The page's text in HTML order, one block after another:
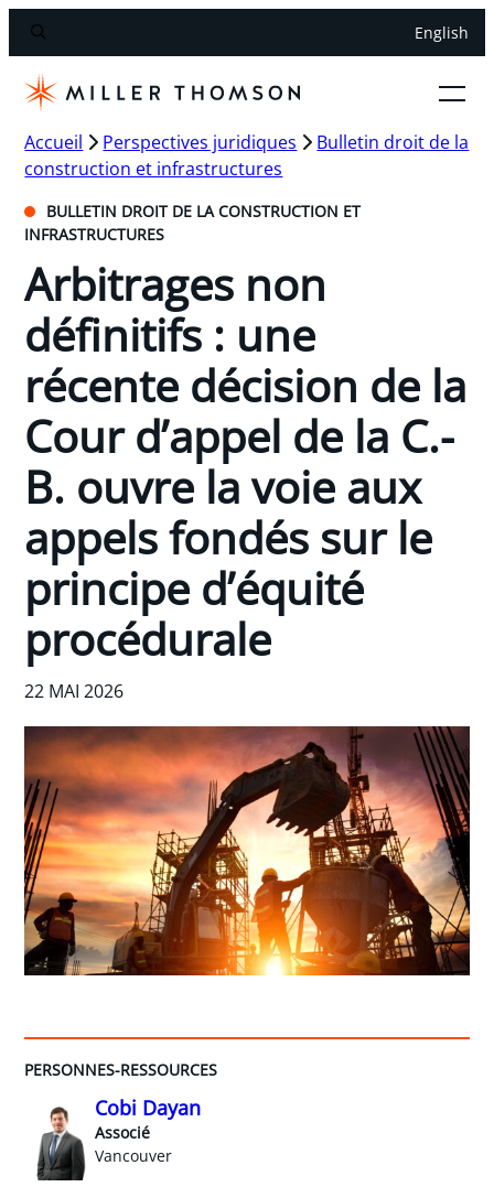
English
Accueil Perspectives juridiques
Bulletin droit de la
construction et infrastructures
BULLETIN DROIT DE LA CONSTRUCTION ET
INFRASTRUCTURES
Arbitrages non
définitifs : une
récente décision de la
Cour d’appel de la C.-
B. ouvre la voie aux
appels fondés sur le
principe d’équité
procédurale
22 MAI 2026
PERSONNES-RESSOURCES
Cobi Dayan
Associé
Vancouver